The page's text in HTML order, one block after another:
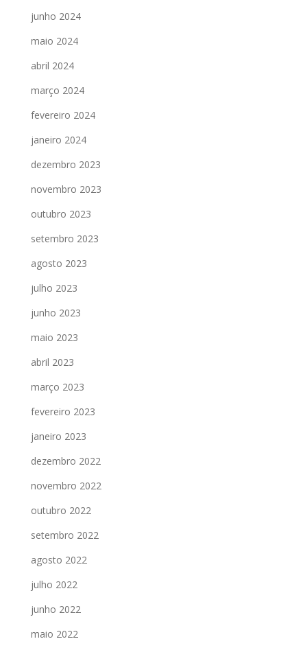
junho 2024
maio 2024
abril 2024
março 2024
fevereiro 2024
janeiro 2024
dezembro 2023
novembro 2023
outubro 2023
setembro 2023
agosto 2023
julho 2023
junho 2023
maio 2023
abril 2023
março 2023
fevereiro 2023
janeiro 2023
dezembro 2022
novembro 2022
outubro 2022
setembro 2022
agosto 2022
julho 2022
junho 2022
maio 2022